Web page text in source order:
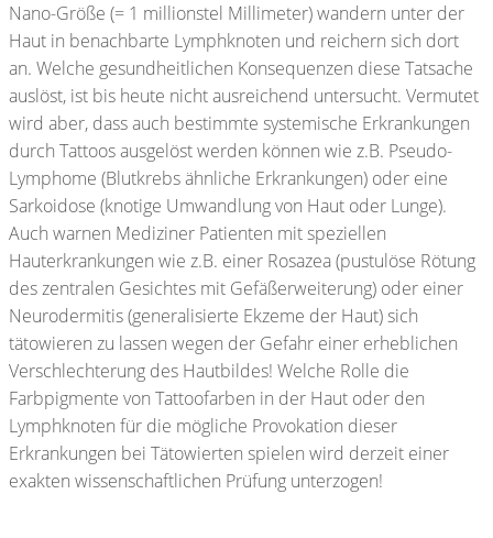
Nano-Größe (= 1 millionstel Millimeter) wandern unter der
Haut in benachbarte Lymphknoten und reichern sich dort
an. Welche gesundheitlichen Konsequenzen diese Tatsache
auslöst, ist bis heute nicht ausreichend untersucht. Vermutet
wird aber, dass auch bestimmte systemische Erkrankungen
durch Tattoos ausgelöst werden können wie z.B. Pseudo-
Lymphome (Blutkrebs ähnliche Erkrankungen) oder eine
Sarkoidose (knotige Umwandlung von Haut oder Lunge).
Auch warnen Mediziner Patienten mit speziellen
Hauterkrankungen wie z.B. einer Rosazea (pustulöse Rötung
des zentralen Gesichtes mit Gefäßerweiterung) oder einer
Neurodermitis (generalisierte Ekzeme der Haut) sich
tätowieren zu lassen wegen der Gefahr einer erheblichen
Verschlechterung des Hautbildes! Welche Rolle die
Farbpigmente von Tattoofarben in der Haut oder den
Lymphknoten für die mögliche Provokation dieser
Erkrankungen bei Tätowierten spielen wird derzeit einer
exakten wissenschaftlichen Prüfung unterzogen!